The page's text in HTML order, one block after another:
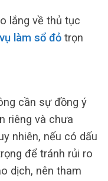
lắng về thủ tục
làm sổ đỏ trọn
cần sự đồng ý
riêng và chưa
nhiên, nếu có dấu
để tránh rủi ro
dịch, nên tham